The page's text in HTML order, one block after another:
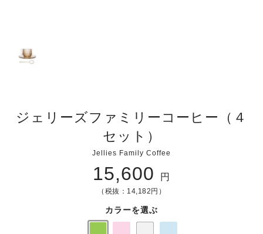
ジェリーズファミリーコーヒー（４
セット）
Jellies Family Coffee
15,600 円
（税抜：14,182円）
カラーを選ぶ